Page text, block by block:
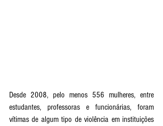
Desde 2008, pelo menos 556 mulheres, entre
estudantes, professoras e funcionárias, foram
vítimas de algum tipo de violência em instituições